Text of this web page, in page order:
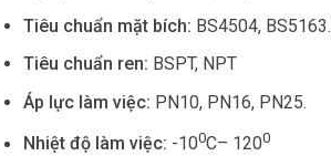
Tiêu chuẩn mặt bích: BS4504, BS5163.
Tiêu chuẩn ren: BSPT, NPT
Áp lực làm việc: PN10, PN16, PN25.
Nhiệt độ làm việc: -100C– 1200